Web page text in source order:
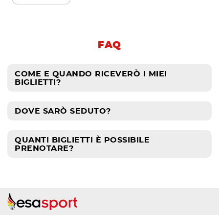
FAQ
COME E QUANDO RICEVERÒ I MIEI
BIGLIETTI?
DOVE SARÒ SEDUTO?
QUANTI BIGLIETTI È POSSIBILE
PRENOTARE?